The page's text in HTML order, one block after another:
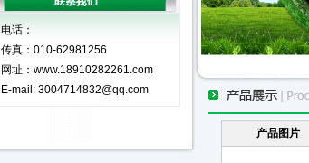
电话：
传真：010-62981256
网址：www.18910282261.com
E-mail: 3004714832@qq.com
产品图片